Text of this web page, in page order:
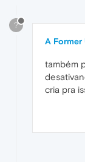
?
A Former
também
cria pra